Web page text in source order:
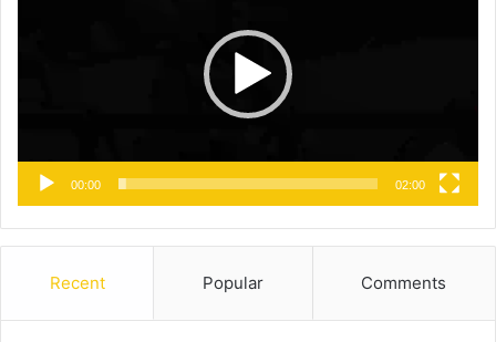
00:00 02:00
Recent Popular Comments